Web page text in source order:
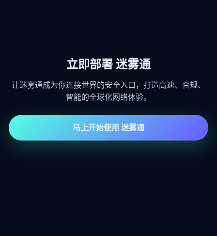
立即部署 迷雾通
让迷雾通成为你连接世界的安全入口，打造高速、合规、
智能的全球化网络体验。
马上开始使用 迷雾通